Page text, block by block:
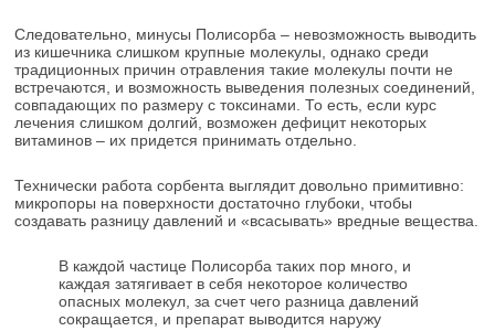
Следовательно, минусы Полисорба – невозможность выводить
из кишечника слишком крупные молекулы, однако среди
традиционных причин отравления такие молекулы почти не
встречаются, и возможность выведения полезных соединений,
совпадающих по размеру с токсинами. То есть, если курс
лечения слишком долгий, возможен дефицит некоторых
витаминов – их придется принимать отдельно.
Технически работа сорбента выглядит довольно примитивно:
микропоры на поверхности достаточно глубоки, чтобы
создавать разницу давлений и «всасывать» вредные вещества.
В каждой частице Полисорба таких пор много, и
каждая затягивает в себя некоторое количество
опасных молекул, за счет чего разница давлений
сокращается, и препарат выводится наружу